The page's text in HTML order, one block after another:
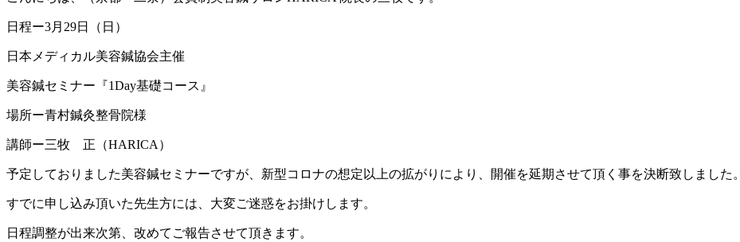
日程ー3月29日（日）
日本メディカル美容鍼協会主催
美容鍼セミナー『1Day基礎コース』
場所ー青村鍼灸整骨院様
講師ー三牧 正（HARICA）
予定しておりました美容鍼セミナーですが、新型コロナの想定以上の拡がりにより、開催を延期させて頂く事を決断致しました。
すでに申し込み頂いた先生方には、大変ご迷惑をお掛けします。
日程調整が出来次第、改めてご報告させて頂きます。